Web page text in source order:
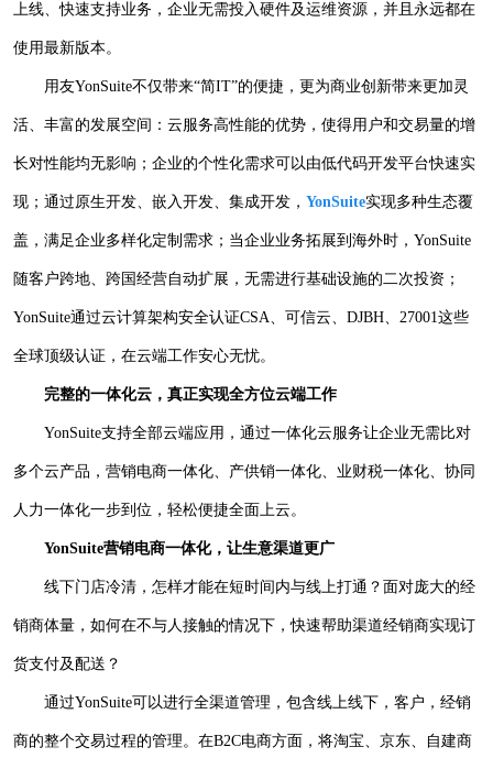
上线、快速支持业务，企业无需投入硬件及运维资源，并且永远都在
使用最新版本。
用友YonSuite不仅带来“简IT”的便捷，更为商业创新带来更加灵
活、丰富的发展空间：云服务高性能的优势，使得用户和交易量的增
长对性能均无影响；企业的个性化需求可以由低代码开发平台快速实
现；通过原生开发、嵌入开发、集成开发， YonSuite实现多种生态覆
盖，满足企业多样化定制需求；当企业业务拓展到海外时，YonSuite
随客户跨地、跨国经营自动扩展，无需进行基础设施的二次投资；
YonSuite通过云计算架构安全认证CSA、可信云、DJBH、27001这些
全球顶级认证，在云端工作安心无忧。
完整的一体化云，真正实现全方位云端工作
YonSuite支持全部云端应用，通过一体化云服务让企业无需比对
多个云产品，营销电商一体化、产供销一体化、业财税一体化、协同
人力一体化一步到位，轻松便捷全面上云。
YonSuite营销电商一体化，让生意渠道更广
线下门店冷清，怎样才能在短时间内与线上打通？面对庞大的经
销商体量，如何在不与人接触的情况下，快速帮助渠道经销商实现订
货支付及配送？
通过YonSuite可以进行全渠道管理，包含线上线下，客户，经销
商的整个交易过程的管理。在B2C电商方面，将淘宝、京东、自建商